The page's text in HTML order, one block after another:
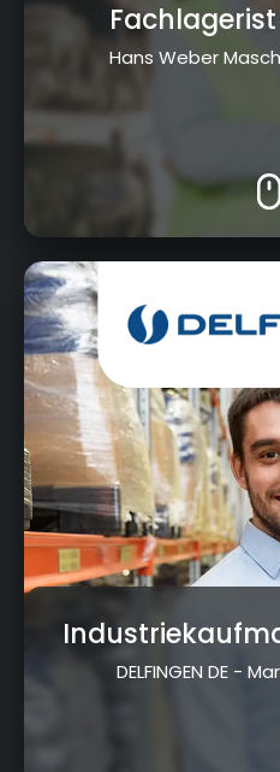
Fachlagerist
Hans Weber
Großvichtach 2+4,
DELFINGEN DE -